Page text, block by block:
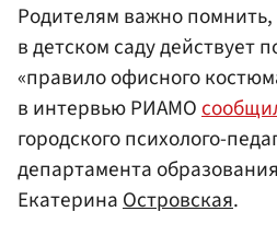
Родителям важно помнить,
в детском саду действует
«правило офисного
в интервью РИАМО
городского психолого-
департамента
ЕкатеринаОстровская.